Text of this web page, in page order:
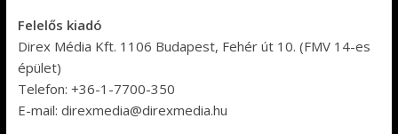
Felelős kiadó
Direx Média Kft. 1106 Budapest, Fehér út 10. (FMV 14-es
épület)
Telefon: +36-1-7700-350
E-mail: direxmedia@direxmedia.hu